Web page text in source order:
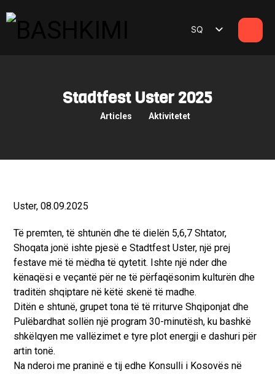
SQ
Stadtfest Uster 2025
Articles Aktivitetet
Uster, 08.09.2025
Të premten, të shtunën dhe të dielën 5,6,7 Shtator,
Shoqata jonë ishte pjesë e Stadtfest Uster, një prej
festave më të mëdha të qytetit. Ishte një nder dhe
kënaqësi e veçantë për ne të përfaqësonim kulturën dhe
traditën shqiptare në këtë skenë të madhe.
Ditën e shtunë, grupet tona të të rriturve Shqiponjat dhe
Pulëbardhat sollën një program 30-minutësh, ku bashkë
shkëlqyen me vallëzimet e tyre plot energji e dashuri për
artin tonë.
Na nderoi me praninë e tij edhe Konsulli i Kosovës në